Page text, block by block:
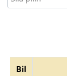
Bil